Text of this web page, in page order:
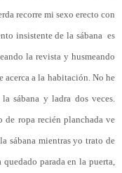
recorre mi sexo erecto con
insistente de la sábana es
la revista y husmeando
acerca a la habitación. No he
sábana y ladra dos veces.
de ropa recién planchada ve
sábana mientras yo trato de
parada en la puerta,